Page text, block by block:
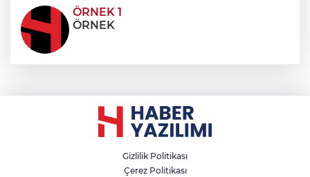
ÖRNEK 1
ÖRNEK
Gizlilik Politikası
Çerez Politikası